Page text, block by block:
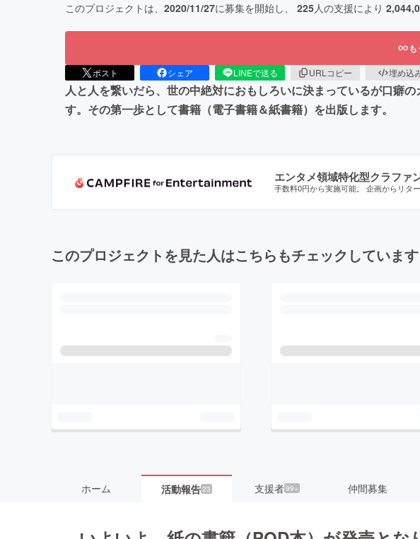
このプロジェクトは、 2020/11/27に募集を開始し、 225人の支援により
ポスト シェア LINEで送る URLコピー 埋め込
人と人を繋いだら、世の中絶対におもしろいに決まっているが口癖
す。その第一歩として書籍（電子書籍＆紙書籍）を出版します。
エンタメ領域特化型クラファ
手数料0円から実施可能。 企画からリタ
このプロジェクトを見た人はこちらもチェックしています
ホーム 活動報告23 支援者99+ 仲間募集